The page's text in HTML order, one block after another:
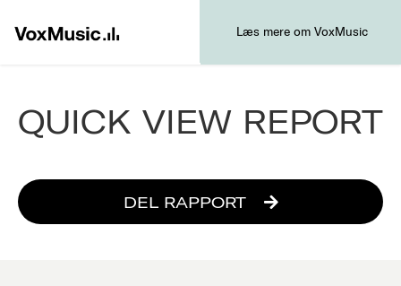
Læs mere om VoxMusic
QUICK VIEW REPORT
DEL RAPPORT